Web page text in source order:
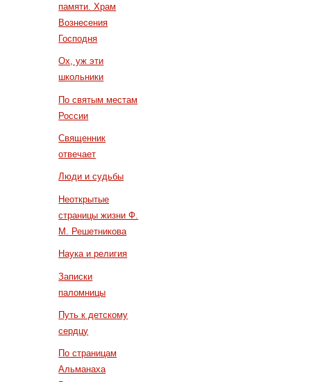
памяти. Храм
Вознесения
Господня
Ох, уж эти
школьники
По святым местам
России
Священник
отвечает
Люди и судьбы
Неоткрытые
страницы жизни Ф.
М. Решетникова
Наука и религия
Записки
паломницы
Путь к детскому
сердцу
По страницам
Альманаха